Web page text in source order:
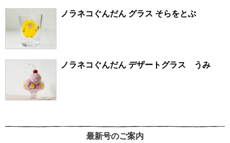
ノラネコぐんだん グラス そらをとぶ
ノラネコぐんだん デザートグラス うみ
最新号のご案内